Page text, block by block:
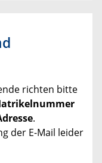
richten bitte
.
der E-Mail leider